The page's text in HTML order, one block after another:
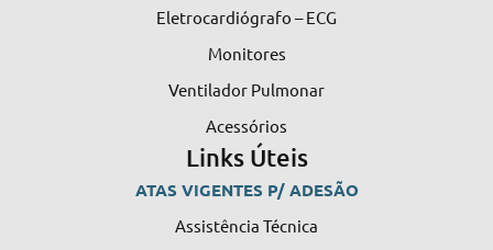
Eletrocardiógrafo – ECG
Monitores
Ventilador Pulmonar
Acessórios
Links Úteis
ATAS VIGENTES P/ ADESÃO
Assistência Técnica